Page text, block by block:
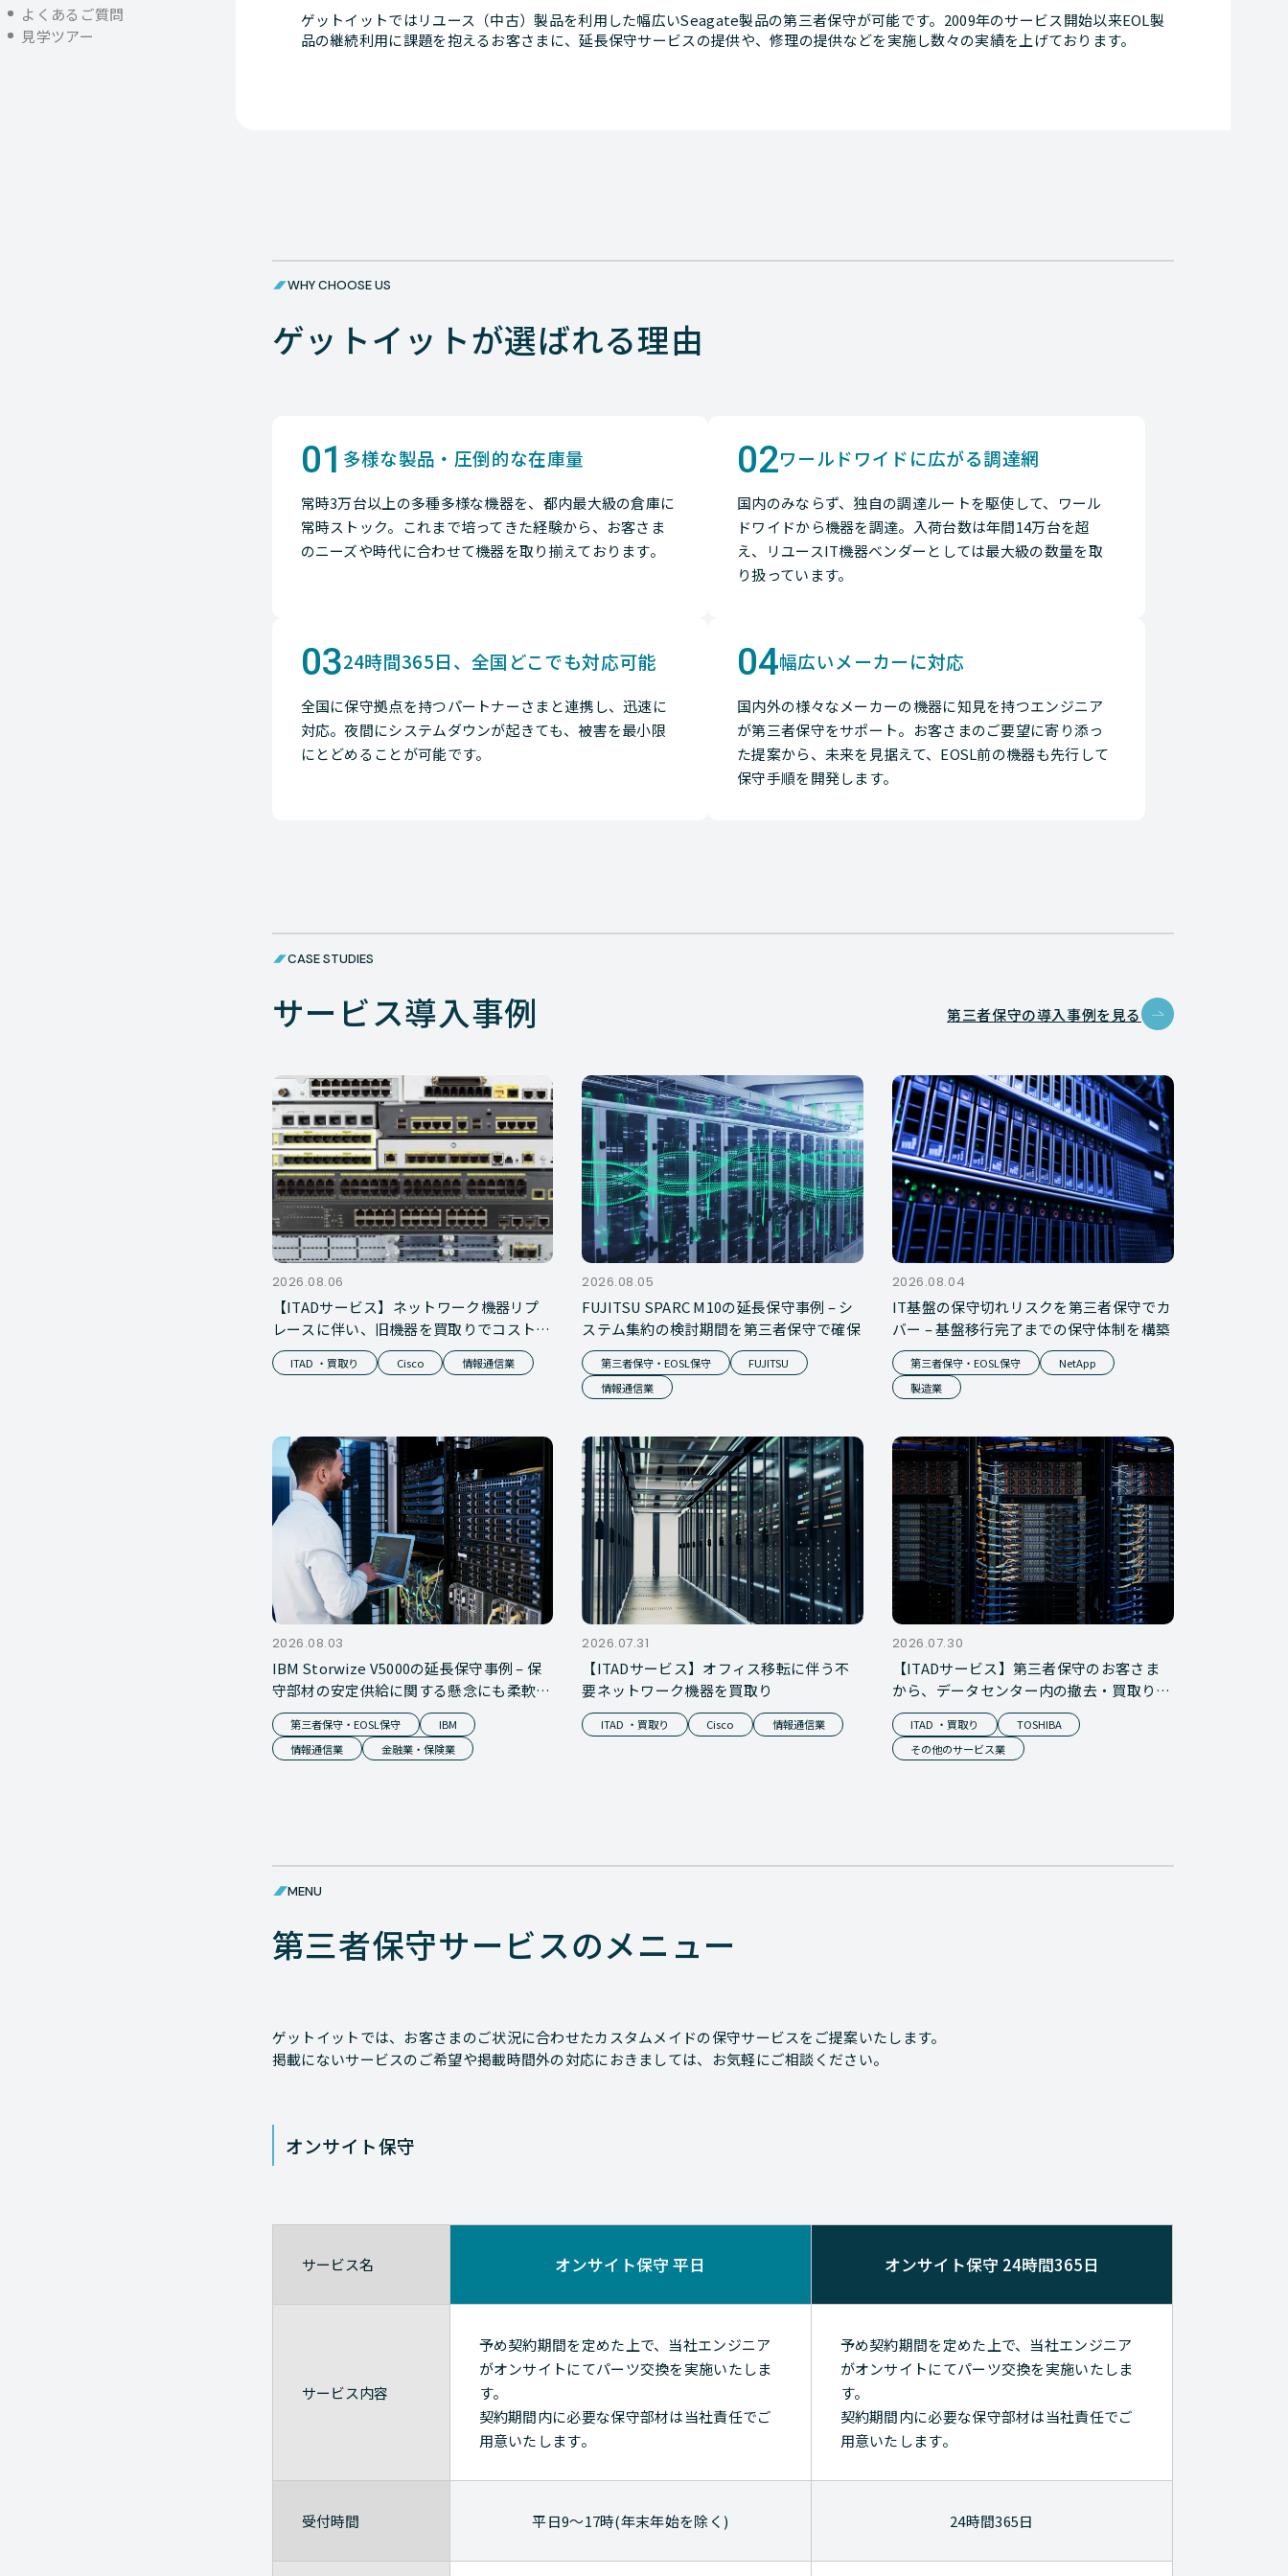
よくあるご質問
見学ツアー
ゲットイットではリユース（中古）製品を利用した幅広いSeagate製品の第三者保守が可能です。2009年のサービス開始以来EOL製
品の継続利用に課題を抱えるお客さまに、延長保守サービスの提供や、修理の提供などを実施し数々の実績を上げております。
WHY CHOOSE US
ゲットイットが選ばれる理由
01 多様な製品・圧倒的な在庫量
常時3万台以上の多種多様な機器を、都内最大級の倉庫に
常時ストック。これまで培ってきた経験から、お客さま
のニーズや時代に合わせて機器を取り揃えております。
02ワールドワイドに広がる調達網
国内のみならず、独自の調達ルートを駆使して、ワール
ドワイドから機器を調達。入荷台数は年間14万台を超
え、リユースIT機器ベンダーとしては最大級の数量を取
り扱っています。
0324時間365日、全国どこでも対応可能
全国に保守拠点を持つパートナーさまと連携し、迅速に
対応。夜間にシステムダウンが起きても、被害を最小限
にとどめることが可能です。
04幅広いメーカーに対応
国内外の様々なメーカーの機器に知見を持つエンジニア
が第三者保守をサポート。お客さまのご要望に寄り添っ
た提案から、未来を見据えて、EOSL前の機器も先行して
保守手順を開発します。
CASE STUDIES
サービス導入事例
2026.08.06
【ITADサービス】ネットワーク機器リプ
レースに伴い、旧機器を買取りでコストカ
ット
ITAD ・買取り Cisco 情報通信業
2026.08.05
FUJITSU SPARC M10の延長保守事例 – シ
ステム集約の検討期間を第三者保守で確保
第三者保守・EOSL保守
FUJITSU
情報通信業
2026.08.04
IT基盤の保守切れリスクを第三者保守でカ
バー – 基盤移行完了までの保守体制を構築
第三者保守・EOSL保守
NetApp
製造業
2026.08.03
IBM Storwize V5000の延長保守事例 – 保
守部材の安定供給に関する懸念にも柔軟に
対応
第三者保守・EOSL保守
IBM
情報通信業
金融業・保険業
2026.07.31
【ITADサービス】オフィス移転に伴う不
要ネットワーク機器を買取り
ITAD ・買取り Cisco 情報通信業
2026.07.30
【ITADサービス】第三者保守のお客さま
から、データセンター内の撤去・買取りを
一括対応
ITAD ・買取り
TOSHIBA
その他のサービス業
第三者保守の導入事例を見る
MENU
第三者保守サービスのメニュー
ゲットイットでは、お客さまのご状況に合わせたカスタムメイドの保守サービスをご提案いたします。
掲載にないサービスのご希望や掲載時間外の対応におきましては、お気軽にご相談ください。
オンサイト保守
サービス名 オンサイト保守 平日 オンサイト保守 24時間365日
サービス内容
予め契約期間を定めた上で、当社エンジニア
がオンサイトにてパーツ交換を実施いたしま
す。
契約期間内に必要な保守部材は当社責任でご
用意いたします。
予め契約期間を定めた上で、当社エンジニア
がオンサイトにてパーツ交換を実施いたしま
す。
契約期間内に必要な保守部材は当社責任でご
用意いたします。
受付時間 平日9～17時(年末年始を除く) 24時間365日